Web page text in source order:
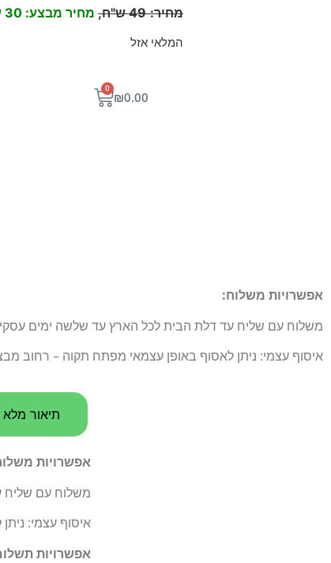
מחיר:
49 ש"ח, מחיר מבצע: 30 ש"ח
המלאי אזל
₪0.00
0
אפשרויות משלוח:
משלוח עם שליח עד דלת הבית לכל הארץ עד שלשה ימים עסקים
איסוף עצמי: ניתן לאסוף באופן עצמאי מפתח תקוה – רחוב מבצע
תיאור
אפשרויות
משלוח עם שליח
איסוף עצמי:
אפשרויות